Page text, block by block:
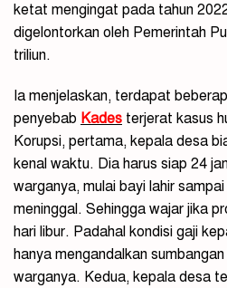
ketat mengingat pada tahun
digelontorkan oleh Pemerintah
triliun.
Ia menjelaskan, terdapat
penyebab Kades terjerat kasus
Korupsi, pertama, kepala desa
kenal waktu. Dia harus siap 24
warganya, mulai bayi lahir
meninggal. Sehingga wajar jika
hari libur. Padahal kondisi gaji
hanya mengandalkan
warganya. Kedua, kepala desa